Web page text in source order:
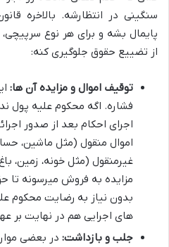
سنگینی در انتظارشه. بالاخره
پایمال بشه و برای هر نوع
از تضییع حقوق جلوگیری کنه:
توقیف اموال و مزایده آن ها:
فشاره. اگه محکوم علیه پول
اجرای احکام بعد از صدور
اموال منقول (مثل ماشین،
غیرمنقول (مثل خونه، زمین،
مزایده به فروش میرسونه تا
بدون نیاز به رضایت محکوم
های اجرایی هم در نهایت بر
جلب و بازداشت: در بعضی